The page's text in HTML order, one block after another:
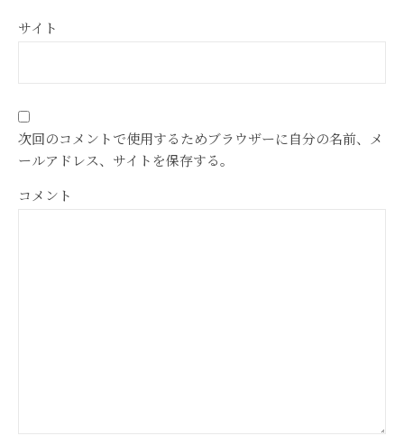
サイト
次回のコメントで使用するためブラウザーに自分の名前、メ
ールアドレス、サイトを保存する。
コメント